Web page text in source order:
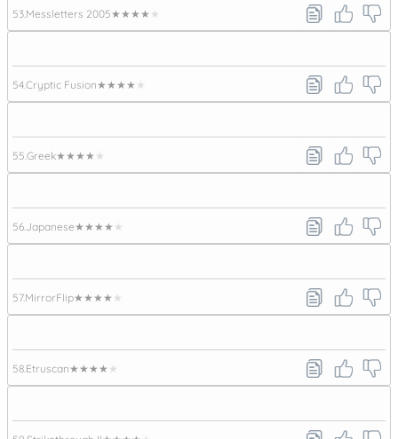
53. Messletters 2005★★★★★
54.Cryptic Fusion★★★★★
55. Greek★★★★★
56. Japanese★★★★★
57.MirrorFlip★★★★★
58. Etruscan★★★★★